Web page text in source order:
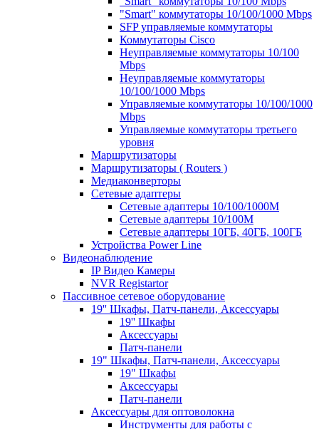
"Smart" коммутаторы 10/100/1000 Mbps
SFP управляемые коммутаторы
Коммутаторы Cisco
Неуправляемые коммутаторы 10/100
Mbps
Неуправляемые коммутаторы
10/100/1000 Mbps
Управляемые коммутаторы 10/100/1000
Mbps
Управляемые коммутаторы третьего
уровня
Маршрутизаторы
Маршрутизаторы ( Routers )
Медиаконверторы
Сетевые адаптеры
Сетевые адаптеры 10/100/1000М
Сетевые адаптеры 10/100M
Сетевые адаптеры 10ГБ, 40ГБ, 100ГБ
Устройства Power Line
Видеонаблюдение
IP Видео Камеры
NVR Registartor
Пассивное сетевое оборудование
19'' Шкафы, Патч-панели, Аксессуары
19'' Шкафы
Аксессуары
Патч-панели
19" Шкафы, Патч-панели, Аксессуары
19" Шкафы
Аксессуары
Патч-панели
Аксессуары для оптоволокна
Инструменты для работы с